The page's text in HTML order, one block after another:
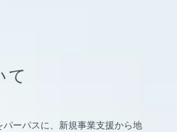
て
パーパスに、新規事業支援から地